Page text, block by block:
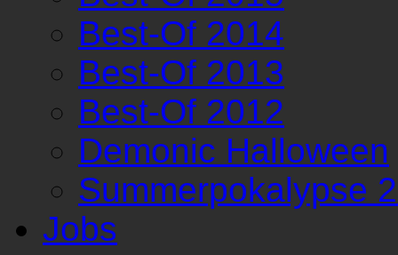
Best-Of 2014
Best-Of 2013
Best-Of 2012
Demonic Halloween
Summerpokalypse
Jobs